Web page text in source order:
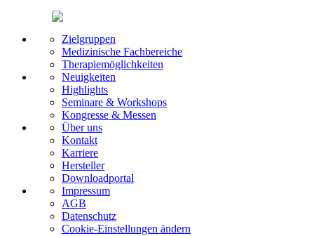
Zielgruppen
Medizinische Fachbereiche
Therapiemöglichkeiten
Neuigkeiten
Highlights
Seminare & Workshops
Kongresse & Messen
Über uns
Kontakt
Karriere
Hersteller
Downloadportal
Impressum
AGB
Datenschutz
Cookie-Einstellungen ändern